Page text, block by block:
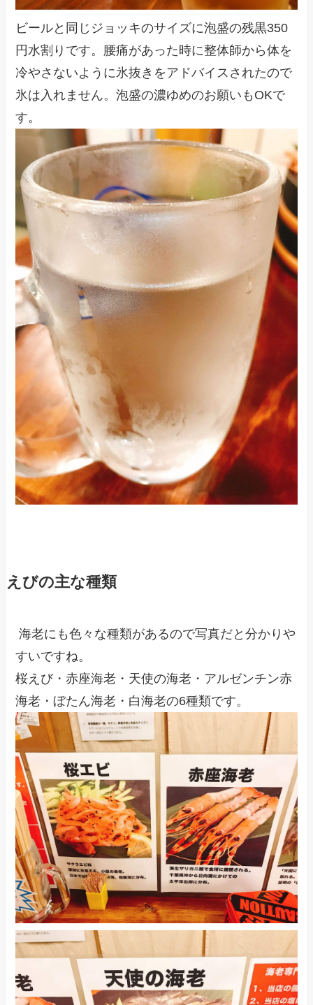
ビールと同じジョッキのサイズに泡盛の残黒350
円水割りです。腰痛があった時に整体師から体を
冷やさないように氷抜きをアドバイスされたので
氷は入れません。泡盛の濃ゆめのお願いもOKで
す。
えびの主な種類
海老にも色々な種類があるので写真だと分かりや
すいですね。
桜えび・赤座海老・天使の海老・アルゼンチン赤
海老・ぼたん海老・白海老の6種類です。